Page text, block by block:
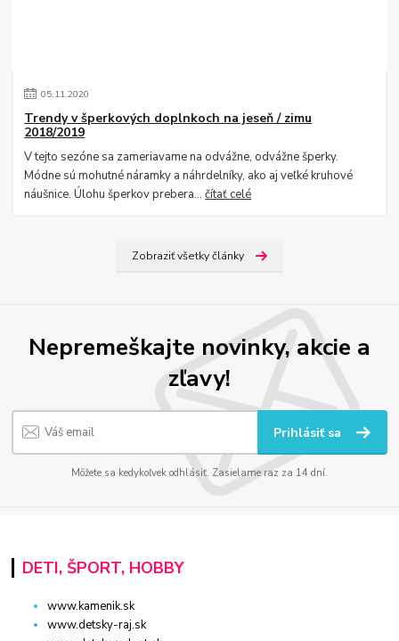
05.11.2020
Trendy v šperkových doplnkoch na jeseň / zimu
2018/2019
V tejto sezóne sa zameriavame na odvážne, odvážne šperky.
Módne sú mohutné náramky a náhrdelníky, ako aj veľké kruhové
náušnice. Úlohu šperkov prebera...čítať celé
Zobraziť všetky články
Nepremeškajte novinky, akcie a
zľavy!
Prihlásiť sa
Môžete sa kedykoľvek odhlásiť. Zasielame raz za 14 dní.
DETI, ŠPORT, HOBBY
www.kamenik.sk
www.detsky-raj.sk